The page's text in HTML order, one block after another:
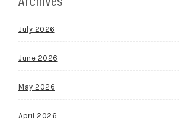
July 2026
June 2026
May 2026
April 2026